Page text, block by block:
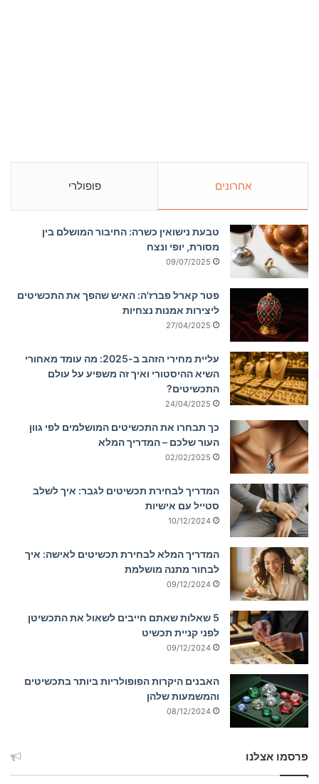
אחרונים פופולרי
טבעת נישואין כשרה: החיבור המושלם בין
מסורת, יופי ונצח
09/07/2025
פטר קארל פברז'ה: האיש שהפך את התכשיטים
ליצירות אמנות נצחיות
27/04/2025
עליית מחירי הזהב ב-2025: מה עומד מאחורי
השיא ההיסטורי ואיך זה משפיע על עולם
התכשיטים?
24/04/2025
כך תבחרו את התכשיטים המושלמים לפי גוון
העור שלכם – המדריך המלא
02/02/2025
המדריך לבחירת תכשיטים לגבר: איך לשלב
סטייל עם אישיות
10/12/2024
המדריך המלא לבחירת תכשיטים לאישה: איך
לבחור מתנה מושלמת
09/12/2024
5 שאלות שאתם חייבים לשאול את התכשיטן
לפני קניית תכשיט
09/12/2024
האבנים היקרות הפופולריות ביותר בתכשיטים
והמשמעות שלהן
08/12/2024
פרסמו אצלנו